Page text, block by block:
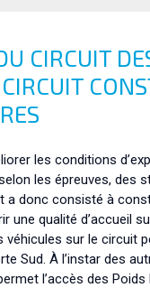
CIRCUIT
les conditions
les épreuves,
a donc consisté à
qualité d’accueil
véhicules sur le
Sud. À l’instar des
l’accès des